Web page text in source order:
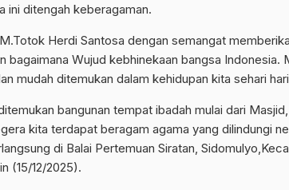
ini ditengah keberagaman.
Herdi Santosa dengan semangat
bagaimana Wujud kebhinekaan bangsa Indonesia.
mudah ditemukan dalam kehidupan kita sehari
bangunan tempat ibadah mulai dari
kita terdapat beragam agama yang dilindungi
di Balai Pertemuan Siratan,
(15/12/2025).